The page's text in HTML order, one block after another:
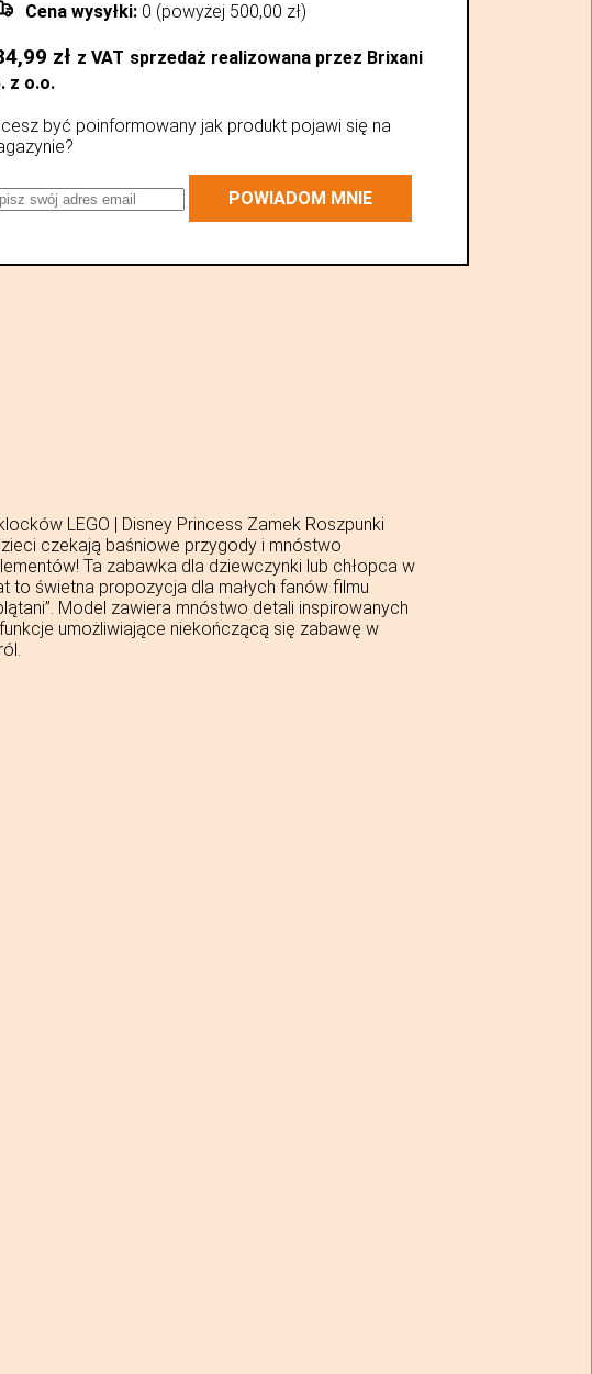
Cena wysyłki: 0 (powyżej 500,00 zł)
zł z VAT sprzedaż realizowana przez Brixani
z o.o.
być poinformowany jak produkt pojawi się na
POWIADOM MNIE
LEGO | Disney Princess Zamek Roszpunki
czekają baśniowe przygody i mnóstwo
Ta zabawka dla dziewczynki lub chłopca w
to świetna propozycja dla małych fanów filmu
Model zawiera mnóstwo detali inspirowanych
umożliwiające niekończącą się zabawę w